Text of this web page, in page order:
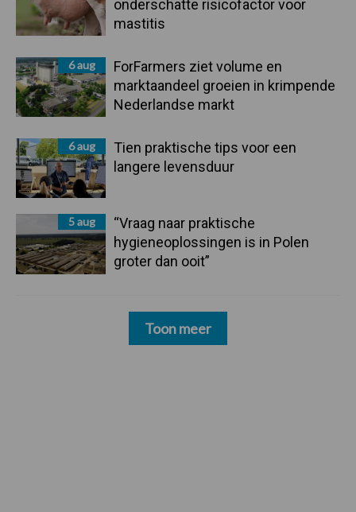
onderschatte risicofactor voor
mastitis
6 aug
ForFarmers ziet volume en
marktaandeel groeien in krimpende
Nederlandse markt
6 aug
Tien praktische tips voor een
langere levensduur
5 aug
“Vraag naar praktische
hygieneoplossingen is in Polen
groter dan ooit”
Toon meer